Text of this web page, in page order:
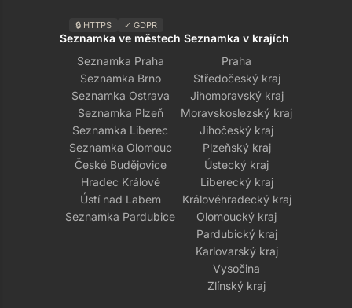
🔒 HTTPS ✓ GDPR
Seznamka ve městech
Seznamka Praha
Seznamka Brno
Seznamka Ostrava
Seznamka Plzeň
Seznamka Liberec
Seznamka Olomouc
České Budějovice
Hradec Králové
Ústí nad Labem
Seznamka Pardubice
Seznamka v krajích
Praha
Středočeský kraj
Jihomoravský kraj
Moravskoslezský kraj
Jihočeský kraj
Plzeňský kraj
Ústecký kraj
Liberecký kraj
Královéhradecký kraj
Olomoucký kraj
Pardubický kraj
Karlovarský kraj
Vysočina
Zlínský kraj